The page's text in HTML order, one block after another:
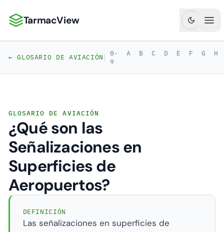
TarmacView: Análisis de Aviación de Precisión
TarmacView
← GLOSARIO DE AVIACIÓN| 0-
9
A B C D E F G H
GLOSARIO DE AVIACIÓN
¿Qué son las
Señalizaciones en
Superficies de
Aeropuertos?
DEFINICIÓN
Las señalizaciones en superficies de